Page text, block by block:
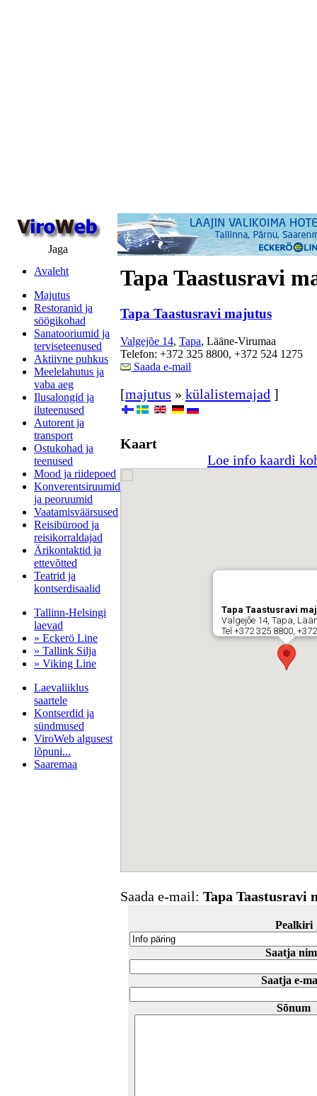
Jaga
Avaleht
Majutus
Restoranid ja
söögikohad
Sanatooriumid ja
terviseteenused
Aktiivne puhkus
Meelelahutus ja
vaba aeg
Ilusalongid ja
iluteenused
Autorent ja
transport
Ostukohad ja
teenused
Mood ja riidepoed
Konverentsiruumid
ja peoruumid
Vaatamisväärsused
Reisibürood ja
reisikorraldajad
Ärikontaktid ja
ettevõtted
Teatrid ja
kontserdisaalid
Tallinn-Helsingi
laevad
» Eckerö Line
» Tallink Silja
» Viking Line
Laevaliiklus
saartele
Kontserdid ja
sündmused
ViroWeb algusest
lõpuni...
Saaremaa
Tapa Taastusravi
Tapa Taastusravi majutus
Valgejõe 14, Tapa, Lääne-Virumaa
Telefon: +372 325 8800, +372 524 1275
Saada e-mail
[majutus » külalistemajad ]
Kaart
Loe info kaardi
Tapa Taastusravi
Valgejõe 14, Tapa,
Tel +372 325 8800,
Saada e-mail: Tapa Taastusravi
Pealkiri
Saatja
Saatja e-
Sõnum